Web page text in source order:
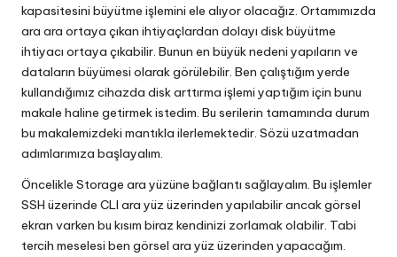
kapasitesini büyütme işlemini ele alıyor olacağız. Ortamımızda
ara ara ortaya çıkan ihtiyaçlardan dolayı disk büyütme
ihtiyacı ortaya çıkabilir. Bunun en büyük nedeni yapıların ve
dataların büyümesi olarak görülebilir. Ben çalıştığım yerde
kullandığımız cihazda disk arttırma işlemi yaptığım için bunu
makale haline getirmek istedim. Bu serilerin tamamında durum
bu makalemizdeki mantıkla ilerlemektedir. Sözü uzatmadan
adımlarımıza başlayalım.
Öncelikle Storage ara yüzüne bağlantı sağlayalım. Bu işlemler
SSH üzerinde CLI ara yüz üzerinden yapılabilir ancak görsel
ekran varken bu kısım biraz kendinizi zorlamak olabilir. Tabi
tercih meselesi ben görsel ara yüz üzerinden yapacağım.